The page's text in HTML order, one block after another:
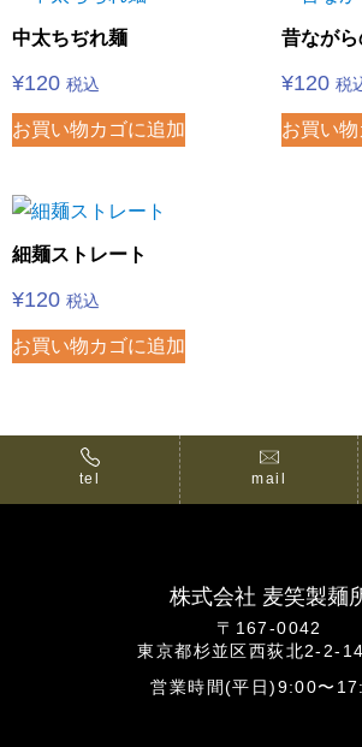
中太ちぢれ麺
¥120 税込
お買い物カゴに追加
昔なが
¥120 税
お買い
細麺ストレート
¥120 税込
お買い物カゴに追加
tel mail
株式会社 麦笑製麺
〒167-0042
東京都杉並区西荻北2-2-
営業時間(平日)9:00〜